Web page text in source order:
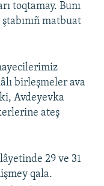
toqtamay. Bunı
matbuat
birleşmeler ava
Avdeyevka
ateş
29 ve 31
qala.